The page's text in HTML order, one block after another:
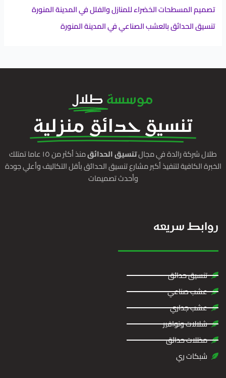
تصميم المسطحات الخضراء للمنازل والفلل في المدينة المنورة
تنسيق الحدائق بالعشب الصناعي في المدينة المنورة
موسسة طلال
تنسيق حدائق منزلية
طلال شركة رائدة في مجالتنسيق الحدائق
منذ أكثر من ١٥ عاما تمتلك
الخبرة الكافية لتنفيذ أكبر مشارع تنسيق الحدائق بأقل التكاليف وأعلي جودة
وأحدث تصميمات
روابط سريعه
تنسيق حدائق
عشب صناعي
عشب جداري
شلالات ونوافير
مظلات حدائق
شبكات ري